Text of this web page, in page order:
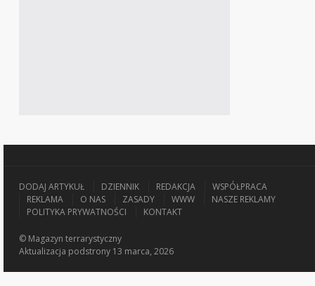
DODAJ ARTYKUŁ DZIENNIK REDAKCJA
WSPÓŁPRACA
REKLAMA
O NAS ZASADY WWW
NASZE REKLAMY
POLITYKA PRYWATNOŚCI
KONTAKT
© Magazyn terrarystyczny
Aktualizacja podstrony 13 marca, 2026